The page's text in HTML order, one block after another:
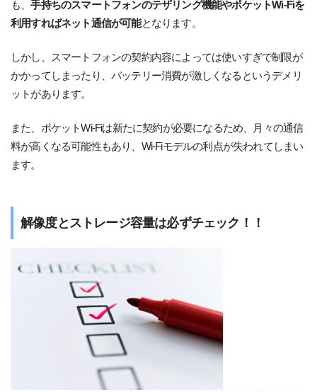
も、手持ちのスマートフォンのテザリング機能やポケットWi-Fiを
利用すればネット通信が可能となります。
しかし、スマートフォンの契約内容によっては使いすぎで制限が
かかってしまったり、バッテリー消費が激しくなるというデメリ
ットがあります。
また、ポケットWi-Fiは新たに契約が必要になるため、月々の通信
料が高くなる可能性もあり、Wi-Fiモデルの利点が失われてしまい
ます。
解像度とストレージ容量は必ずチェック！！